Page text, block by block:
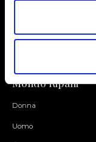
Entra nella Community
Mondo Ripani
Donna
Uomo